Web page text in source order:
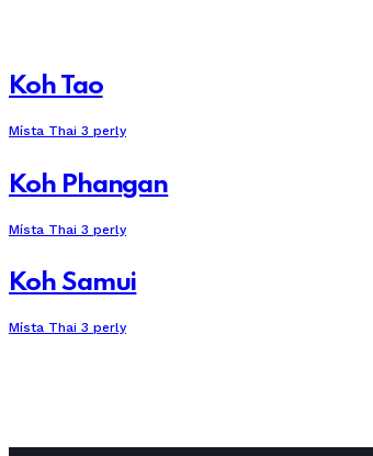
Koh Tao
Místa Thai 3 perly
Koh Phangan
Místa Thai 3 perly
Koh Samui
Místa Thai 3 perly